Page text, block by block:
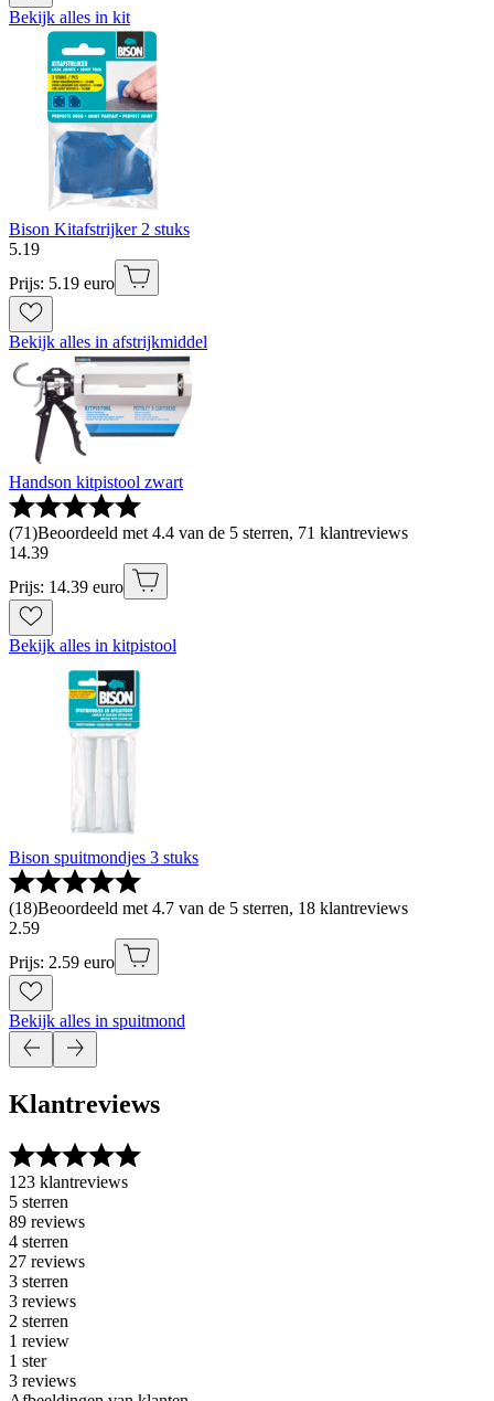
Bekijk alles in kit
Bison Kitafstrijker 2 stuks
5.19
Prijs: 5.19 euro
Bekijk alles in afstrijkmiddel
Handson kitpistool zwart
(71)Beoordeeld met 4.4 van de 5 sterren, 71 klantreviews
14.39
Prijs: 14.39 euro
Bekijk alles in kitpistool
Bison spuitmondjes 3 stuks
(18)Beoordeeld met 4.7 van de 5 sterren, 18 klantreviews
2.59
Prijs: 2.59 euro
Bekijk alles in spuitmond
Klantreviews
123 klantreviews
5 sterren
89 reviews
4 sterren
27 reviews
3 sterren
3 reviews
2 sterren
1 review
1 ster
3 reviews